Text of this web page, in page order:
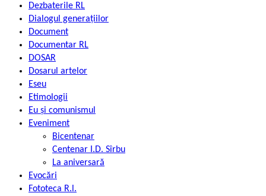
Dezbaterile RL
Dialogul generațiilor
Document
Documentar RL
DOSAR
Dosarul artelor
Eseu
Etimologii
Eu și comunismul
Eveniment
Bicentenar
Centenar I.D. Sîrbu
La aniversară
Evocări
Fototeca R.l.